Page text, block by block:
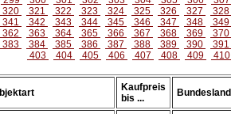
320 321 322 323 324 325 326 327 328
341 342 343 344 345 346 347 348 349
362 363 364 365 366 367 368 369 370
383 384 385 386 387 388 389 390 391
403
404 405 406 407 408 409 410
Kaufpreis
bis ...
Bundesland